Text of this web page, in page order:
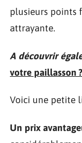
plusieurs points
attrayante.
A découvrir
votre paillasson ?
Voici une petite
Un prix